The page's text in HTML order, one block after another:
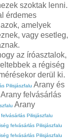
szoktak lenni.
érdemes
amelyek
vagy esetleg,
az íróasztalok,
a régiség
derül ki.
Pilisjászfalu Arany és
Arany felvásárlás
Arany
Pilisjászfalu
felvásárlás Pilisjászfalu
felvásárlás Pilisjászfalu